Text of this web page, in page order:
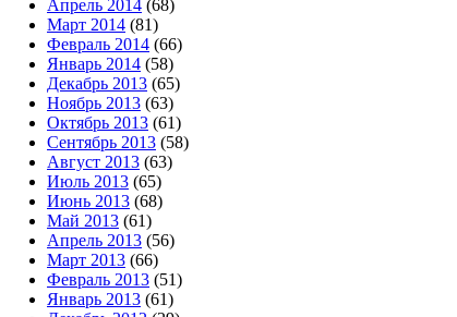
Апрель 2014 (68)
Март 2014 (81)
Февраль 2014 (66)
Январь 2014 (58)
Декабрь 2013 (65)
Ноябрь 2013 (63)
Октябрь 2013 (61)
Сентябрь 2013 (58)
Август 2013 (63)
Июль 2013 (65)
Июнь 2013 (68)
Май 2013 (61)
Апрель 2013 (56)
Март 2013 (66)
Февраль 2013 (51)
Январь 2013 (61)